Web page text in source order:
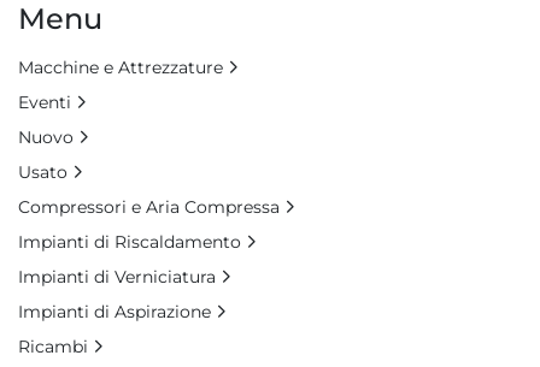
Menu
Macchine e Attrezzature
Eventi
Nuovo
Usato
Compressori e Aria Compressa
Impianti di Riscaldamento
Impianti di Verniciatura
Impianti di Aspirazione
Ricambi